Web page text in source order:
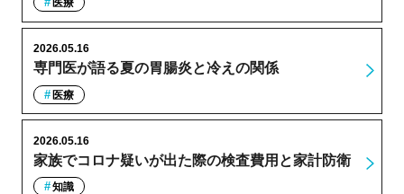
医療
専門医が語る夏の胃腸炎と冷えの関係
2026.05.16
医療
家族でコロナ疑いが出た際の検査費用と家計防衛
2026.05.16
知識